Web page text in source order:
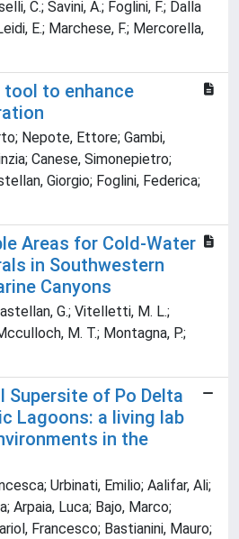
C.; Savini, A.; Foglini, F.; Dalla
E.; Marchese, F.; Mercorella,
tool to enhance
Nepote, Ettore; Gambi,
Canese, Simonepietro;
Giorgio; Foglini, Federica;
Areas for Cold‐Water
in Southwestern
Canyons
G.; Vitelletti, M. L.;
M. T.; Montagna, P.;
Supersite of Po Delta
Lagoons: a living lab
in the
Urbinati, Emilio; Aalifar, Ali;
Arpaia, Luca; Bajo, Marco;
Francesco; Bastianini, Mauro;